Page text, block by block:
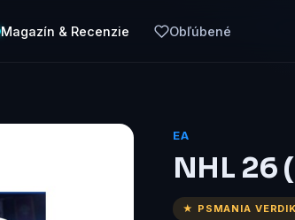
Magazín & Recenzie Obľúbené
EA
NHL 26
★ PSMANIA